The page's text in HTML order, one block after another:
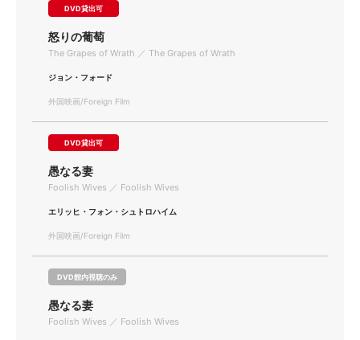
DVD貸出可
怒りの葡萄
The Grapes of Wrath ／ The Grapes of Wrath
ジョン・フォード
外国映画/Foreign Film
DVD貸出可
愚なる妻
Foolish Wives ／ Foolish Wives
エリッヒ・フォン・シュトロハイム
外国映画/Foreign Film
DVD館内視聴のみ
愚なる妻
Foolish Wives ／ Foolish Wives